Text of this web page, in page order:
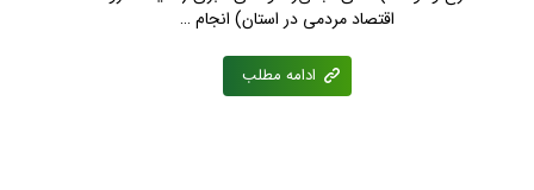
اقتصاد مردمی در استان) انجام …
ادامه مطلب